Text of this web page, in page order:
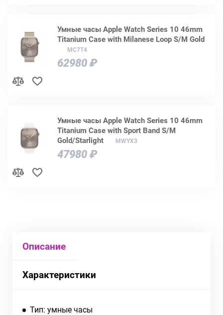
Умные часы Apple Watch Series 10 46mm
Titanium Case with Milanese Loop S/M Gold
MC7T4
62980 ₽
Умные часы Apple Watch Series 10 46mm
Titanium Case with Sport Band S/M
Gold/Starlight
MWYX3
47980 ₽
Описание
Характеристики
Тип: умные часы